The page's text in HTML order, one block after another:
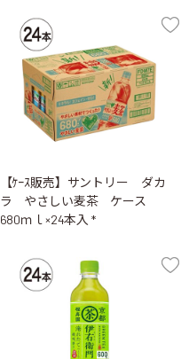
【ｹｰｽ販売】サントリー ダカ
ラ やさしい麦茶 ケース
680ｍｌ×24本入 *